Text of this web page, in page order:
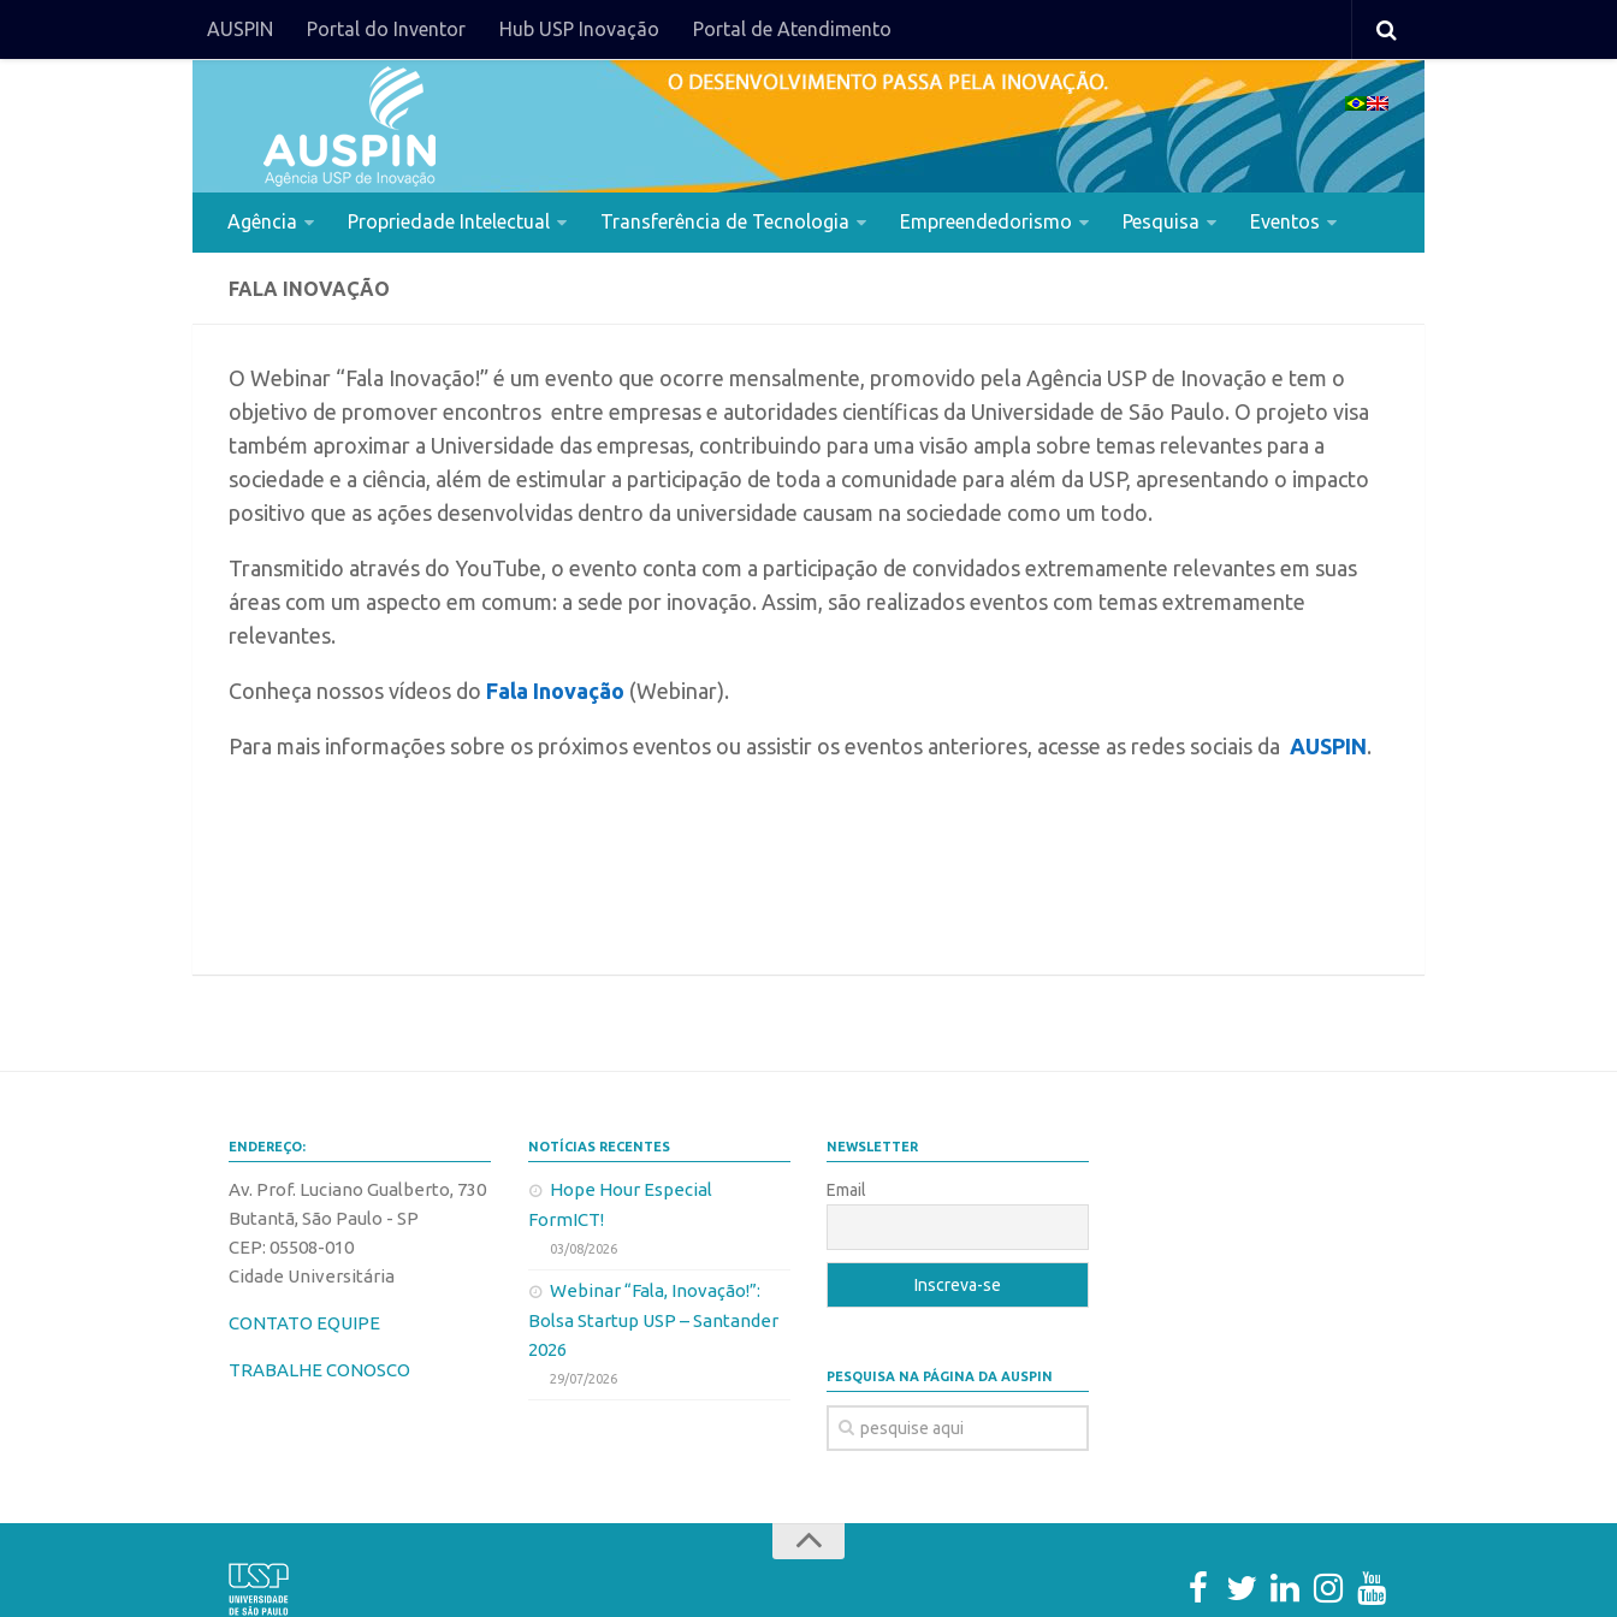
AUSPIN Portal do Inventor Hub USP Inovação Portal de Atendimento
Agência Propriedade Intelectual Transferência de Tecnologia Empreendedorismo Pesquisa Eventos
FALA INOVAÇÃO
O Webinar “Fala Inovação!” é um evento que ocorre mensalmente, promovido pela Agência USP de Inovação e tem o
objetivo de promover encontros entre empresas e autoridades científicas da Universidade de São Paulo. O projeto visa
também aproximar a Universidade das empresas, contribuindo para uma visão ampla sobre temas relevantes para a
sociedade e a ciência, além de estimular a participação de toda a comunidade para além da USP, apresentando o impacto
positivo que as ações desenvolvidas dentro da universidade causam na sociedade como um todo.
Transmitido através do YouTube, o evento conta com a participação de convidados extremamente relevantes em suas
áreas com um aspecto em comum: a sede por inovação. Assim, são realizados eventos com temas extremamente
relevantes.
Conheça nossos vídeos do Fala Inovação (Webinar).
Para mais informações sobre os próximos eventos ou assistir os eventos anteriores, acesse as redes sociais da AUSPIN.
ENDEREÇO:
Av. Prof. Luciano Gualberto, 730
Butantã, São Paulo - SP
CEP: 05508-010
Cidade Universitária
CONTATO EQUIPE
TRABALHE CONOSCO
NOTÍCIAS RECENTES
Hope Hour Especial
FormICT!
03/08/2026
Webinar “Fala, Inovação!”:
Bolsa Startup USP – Santander
2026
29/07/2026
NEWSLETTER
Email
PESQUISA NA PÁGINA DA AUSPIN